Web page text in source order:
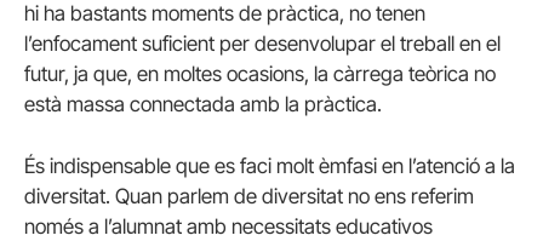
hi ha bastants moments de pràctica, no tenen
l’enfocament suficient per desenvolupar el treball en el
futur, ja que, en moltes ocasions, la càrrega teòrica no
està massa connectada amb la pràctica.
És indispensable que es faci molt èmfasi en l’atenció a la
diversitat. Quan parlem de diversitat no ens referim
només a l’alumnat amb necessitats educativos